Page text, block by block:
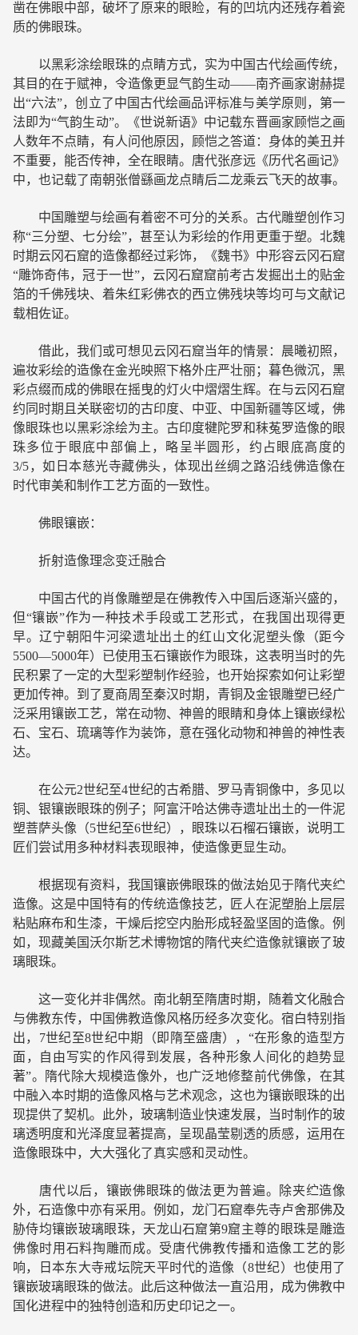
凿在佛眼中部，破坏了原来的眼睑，有的凹坑内还残存着瓷
质的佛眼珠。
以黑彩涂绘眼珠的点睛方式，实为中国古代绘画传统，
其目的在于赋神，令造像更显气韵生动——南齐画家谢赫提
出“六法”，创立了中国古代绘画品评标准与美学原则，第一
法即为“气韵生动”。《世说新语》中记载东晋画家顾恺之画
人数年不点睛，有人问他原因，顾恺之答道：身体的美丑并
不重要，能否传神，全在眼睛。唐代张彦远《历代名画记》
中，也记载了南朝张僧繇画龙点睛后二龙乘云飞天的故事。
中国雕塑与绘画有着密不可分的关系。古代雕塑创作习
称“三分塑、七分绘”，甚至认为彩绘的作用更重于塑。北魏
时期云冈石窟的造像都经过彩饰，《魏书》中形容云冈石窟
“雕饰奇伟，冠于一世”，云冈石窟窟前考古发掘出土的贴金
箔的千佛残块、着朱红彩佛衣的西立佛残块等均可与文献记
载相佐证。
借此，我们或可想见云冈石窟当年的情景：晨曦初照，
遍妆彩绘的造像在金光映照下格外庄严壮丽；暮色微沉，黑
彩点缀而成的佛眼在摇曳的灯火中熠熠生辉。在与云冈石窟
约同时期且关联密切的古印度、中亚、中国新疆等区域，佛
像眼珠也以黑彩涂绘为主。古印度犍陀罗和秣菟罗造像的眼
珠多位于眼底中部偏上，略呈半圆形，约占眼底高度的
3/5，如日本慈光寺藏佛头，体现出丝绸之路沿线佛造像在
时代审美和制作工艺方面的一致性。
佛眼镶嵌：
折射造像理念变迁融合
中国古代的肖像雕塑是在佛教传入中国后逐渐兴盛的，
但“镶嵌”作为一种技术手段或工艺形式，在我国出现得更
早。辽宁朝阳牛河梁遗址出土的红山文化泥塑头像（距今
5500—5000年）已使用玉石镶嵌作为眼珠，这表明当时的先
民积累了一定的大型彩塑制作经验，也开始探索如何让彩塑
更加传神。到了夏商周至秦汉时期，青铜及金银雕塑已经广
泛采用镶嵌工艺，常在动物、神兽的眼睛和身体上镶嵌绿松
石、宝石、琉璃等作为装饰，意在强化动物和神兽的神性表
达。
在公元2世纪至4世纪的古希腊、罗马青铜像中，多见以
铜、银镶嵌眼珠的例子；阿富汗哈达佛寺遗址出土的一件泥
塑菩萨头像（5世纪至6世纪），眼珠以石榴石镶嵌，说明工
匠们尝试用多种材料表现眼神，使造像更显生动。
根据现有资料，我国镶嵌佛眼珠的做法始见于隋代夹纻
造像。这是中国特有的传统造像技艺，匠人在泥塑胎上层层
粘贴麻布和生漆，干燥后挖空内胎形成轻盈坚固的造像。例
如，现藏美国沃尔斯艺术博物馆的隋代夹纻造像就镶嵌了玻
璃眼珠。
这一变化并非偶然。南北朝至隋唐时期，随着文化融合
与佛教东传，中国佛教造像风格历经多次变化。宿白特别指
出，7世纪至8世纪中期（即隋至盛唐），“在形象的造型方
面，自由写实的作风得到发展，各种形象人间化的趋势显
著”。隋代除大规模造像外，也广泛地修整前代佛像，在其
中融入本时期的造像风格与艺术观念，这也为镶嵌眼珠的出
现提供了契机。此外，玻璃制造业快速发展，当时制作的玻
璃透明度和光泽度显著提高，呈现晶莹剔透的质感，运用在
造像眼珠中，大大强化了真实感和灵动性。
唐代以后，镶嵌佛眼珠的做法更为普遍。除夹纻造像
外，石造像中亦有采用。例如，龙门石窟奉先寺卢舍那佛及
胁侍均镶嵌玻璃眼珠，天龙山石窟第9窟主尊的眼珠是雕造
佛像时用石料掏雕而成。受唐代佛教传播和造像工艺的影
响，日本东大寺戒坛院天平时代的造像（8世纪）也使用了
镶嵌玻璃眼珠的做法。此后这种做法一直沿用，成为佛教中
国化进程中的独特创造和历史印记之一。